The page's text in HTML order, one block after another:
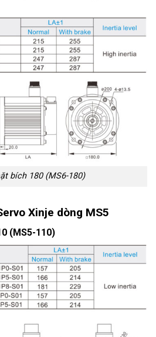
bích 180 (MS6-180)
Xinje dòng MS5
(MS5-110)